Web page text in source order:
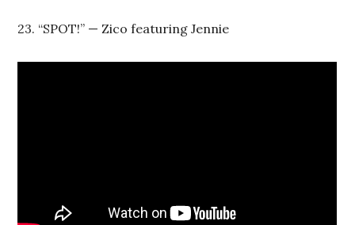
23. “SPOT!” — Zico featuring Jennie